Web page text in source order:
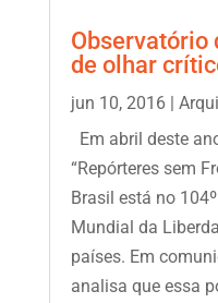
Observatório
de olhar
jun 10, 2016|
Em abril deste
“Repórteres sem
Brasil está no
Mundial da
países. Em
analisa que essa